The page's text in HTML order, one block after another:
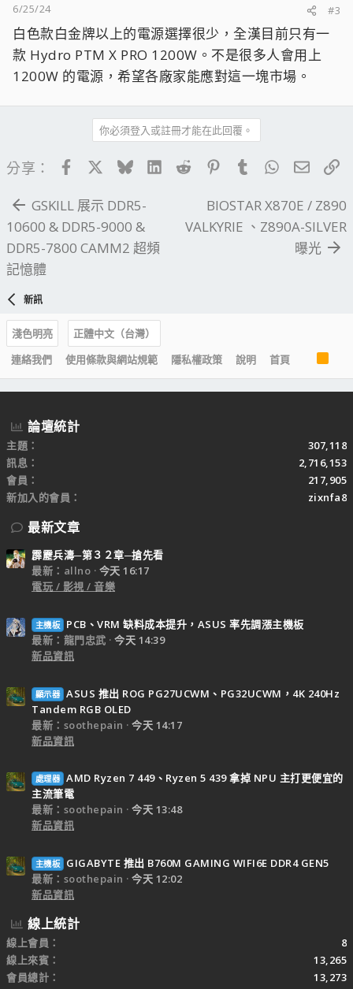
6/25/24
#3
白色款白金牌以上的電源選擇很少，全漢目前只有一
款 Hydro PTM X PRO 1200W。不是很多人會用上
1200W 的電源，希望各廠家能應對這一塊市場。
你必須登入或註冊才能在此回覆。
分享： FacebookBlueskyLinkedIn
Reddit PinterestTumblrWhatsApp
電子
GSKILL 展示 DDR5-
10600 & DDR5-9000 &
DDR5-7800 CAMM2 超頻
記憶體
BIOSTAR X870E / Z890
VALKYRIE 、Z890A-SILVER
曝光
新訊
淺色明亮
正體中文（台灣）
連絡我們
使用條款與網站規範 隱私權政策 說明 首頁
R
S
S
論壇統計
主題
307,118
訊息
2,716,153
會員
217,905
新加入的會員
zixnfa8
最新文章
霹靂兵濤─第３２章─搶先看
最新：allno
今天 16:17
電玩 / 影視 / 音樂
主機板
PCB、VRM 缺料成本提升，ASUS 率先調漲主機板
最新：龍門忠武
今天 14:39
新品資訊
顯示器 ASUS 推出 ROG PG27UCWM、PG32UCWM，4K 240Hz
Tandem RGB OLED
最新：soothepain
今天 14:17
新品資訊
處理器 AMD Ryzen 7 449、Ryzen 5 439 拿掉 NPU 主打更便宜的
主流筆電
最新：soothepain
今天 13:48
新品資訊
主機板
GIGABYTE 推出 B760M GAMING WIFI6E DDR4 GEN5
最新：soothepain
今天 12:02
新品資訊
線上統計
線上會員
8
線上來賓
13,265
會員總計
13,273